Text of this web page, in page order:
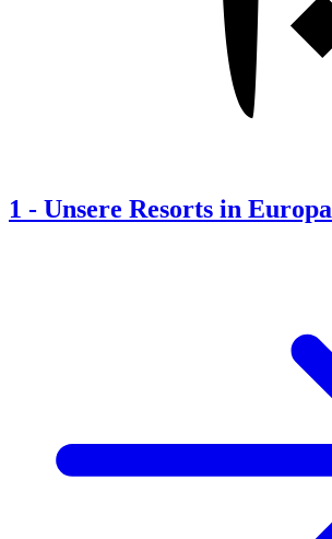
1 - Unsere Resorts in Europa